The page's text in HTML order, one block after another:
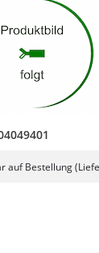
auf Bestellung